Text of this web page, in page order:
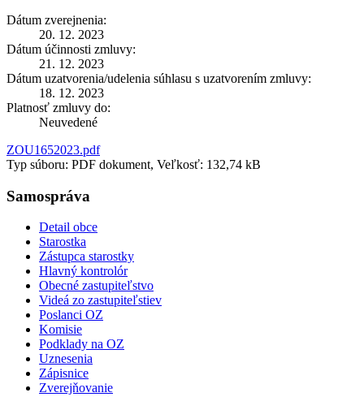
Dátum zverejnenia:
20. 12. 2023
Dátum účinnosti zmluvy:
21. 12. 2023
Dátum uzatvorenia/udelenia súhlasu s uzatvorením zmluvy:
18. 12. 2023
Platnosť zmluvy do:
Neuvedené
ZOU1652023.pdf
Typ súboru: PDF dokument, Veľkosť: 132,74 kB
Samospráva
Detail obce
Starostka
Zástupca starostky
Hlavný kontrolór
Obecné zastupiteľstvo
Videá zo zastupiteľstiev
Poslanci OZ
Komisie
Podklady na OZ
Uznesenia
Zápisnice
Zverejňovanie